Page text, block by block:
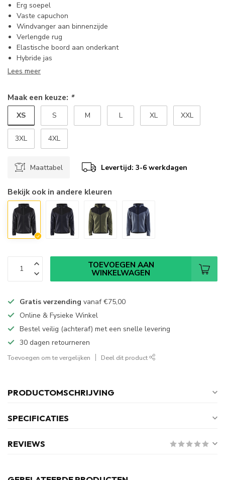
Erg soepel
Vaste capuchon
Windvanger aan binnenzijde
Verlengde rug
Elastische boord aan onderkant
Hybride jas
Lees meer
Maak een keuze: *
XS S M L XL XXL
3XL 4XL
Maattabel Levertijd: 3-6 werkdagen
Bekijk ook in andere kleuren
TOEVOEGEN AAN
WINKELWAGEN
Gratis verzending vanaf€75,00
Online & Fysieke Winkel
Bestel veilig (achteraf) met een snelle levering
30 dagen retourneren
Toevoegen om te vergelijken Deel dit product
PRODUCTOMSCHRIJVING
SPECIFICATIES
REVIEWS